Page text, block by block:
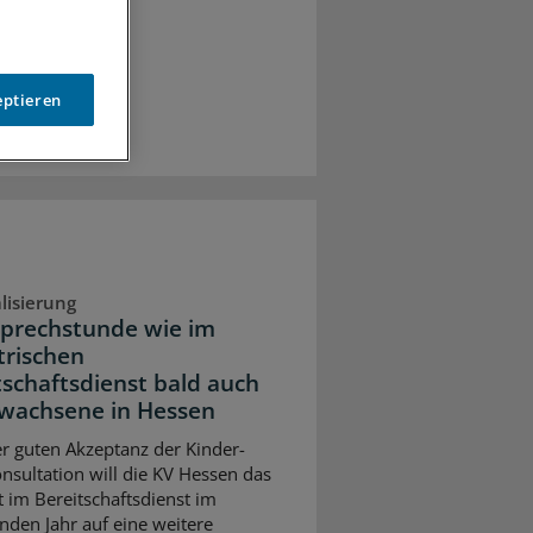
wie im
bald auch
in Hessen
guten Akzeptanz der Kinder-
will die KV Hessen das
im Bereitschaftsdienst im
Jahr auf eine weitere